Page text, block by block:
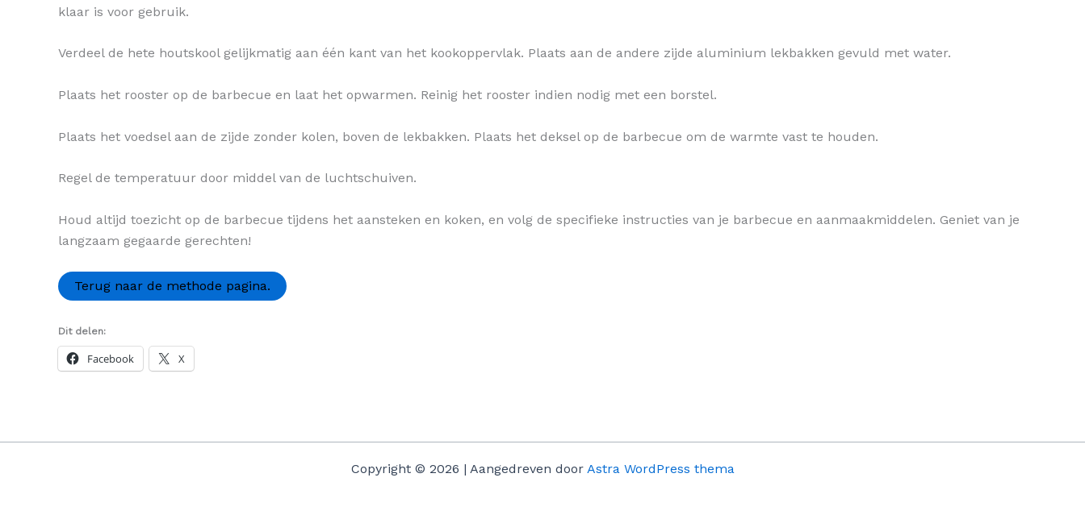
klaar is voor gebruik.
Verdeel de hete houtskool gelijkmatig aan één kant van het kookoppervlak. Plaats aan de andere zijde aluminium lekbakken gevuld met water.
Plaats het rooster op de barbecue en laat het opwarmen. Reinig het rooster indien nodig met een borstel.
Plaats het voedsel aan de zijde zonder kolen, boven de lekbakken. Plaats het deksel op de barbecue om de warmte vast te houden.
Regel de temperatuur door middel van de luchtschuiven.
Houd altijd toezicht op de barbecue tijdens het aansteken en koken, en volg de specifieke instructies van je barbecue en aanmaakmiddelen. Geniet van je
langzaam gegaarde gerechten!
Terug naar de methode pagina.
Dit delen:
Facebook X
Copyright © 2026 | Aangedreven door Astra WordPress thema